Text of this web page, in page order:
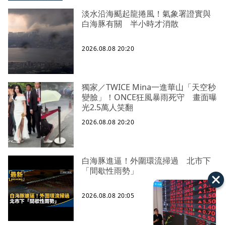
淡水沿海颳起龍捲風！氣象署證實與
白海豚有關 半小時才消散
2026.08.08 20:20
獨家／TWICE Mina一進華山「天空秒
變臉」！ONCE狂風暴雨死守 畫面曝
光2.5萬人笑翻
2026.08.08 20:20
白海豚進逼！外圍環流掃過 北市下
「間歇性雨勢」
2026.08.08 20:05